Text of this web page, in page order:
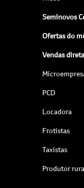
Seminovos
Ofertas do
Vendas
PCD
Locadora
Frotistas
Taxistas
Produtor